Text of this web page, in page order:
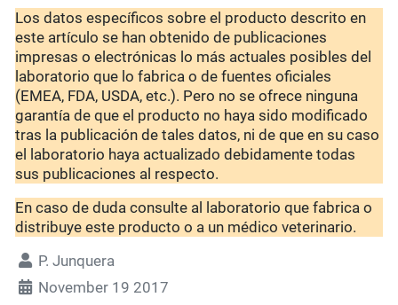
Los datos específicos sobre el producto descrito en
este artículo se han obtenido de publicaciones
impresas o electrónicas lo más actuales posibles del
laboratorio que lo fabrica o de fuentes oficiales
(EMEA, FDA, USDA, etc.). Pero no se ofrece ninguna
garantía de que el producto no haya sido modificado
tras la publicación de tales datos, ni de que en su caso
el laboratorio haya actualizado debidamente todas
sus publicaciones al respecto.
En caso de duda consulte al laboratorio que fabrica o
distribuye este producto o a un médico veterinario.
P. Junquera
November 19 2017